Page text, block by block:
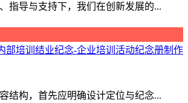
指导与支持下，我们在创新发展的...
结构，首先应明确设计定位与纪念...